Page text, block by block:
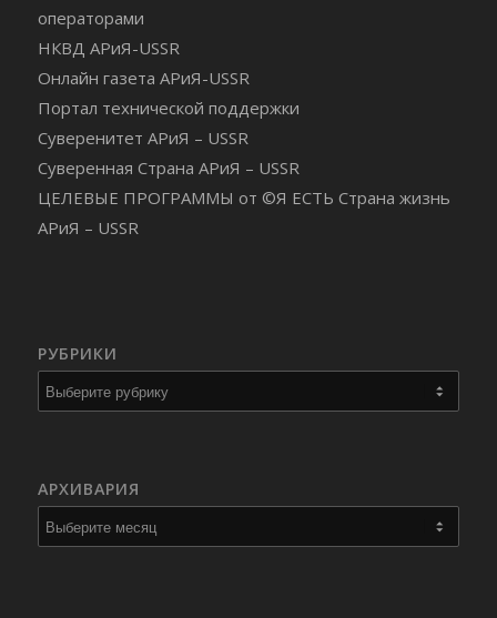
операторами
НКВД АРиЯ-USSR
Онлайн газета АРиЯ-USSR
Портал технической поддержки
Суверенитет АРиЯ – USSR
Суверенная Страна АРиЯ – USSR
ЦЕЛЕВЫЕ ПРОГРАММЫ от ©Я ЕСТЬ Страна жизнь
АРиЯ – USSR
РУБРИКИ
АРХИВАРИЯ